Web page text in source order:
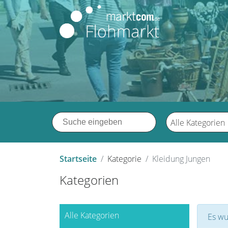
Alle Kategorien
Startseite Kategorie Kleidung Jungen
Kategorien
Alle Kategorien
Es